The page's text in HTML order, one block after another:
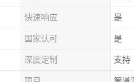
快速响应 是
国家认可 是
深度定制 支持